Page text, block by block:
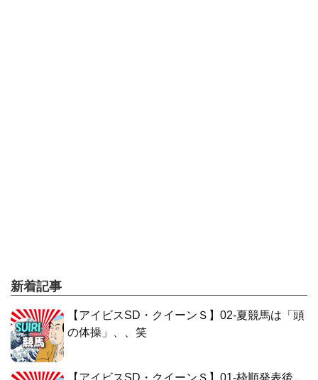
新着記事
【アイビスSD・クイーンＳ】02-夏競馬は「頭
の体操」、、笑
【アイビスSD・クイーンＳ】01-枠順発表後、